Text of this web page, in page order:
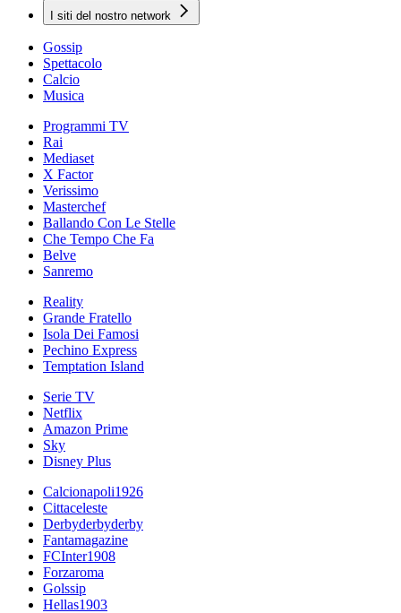
I siti del nostro network
Gossip
Spettacolo
Calcio
Musica
Programmi TV
Rai
Mediaset
X Factor
Verissimo
Masterchef
Ballando Con Le Stelle
Che Tempo Che Fa
Belve
Sanremo
Reality
Grande Fratello
Isola Dei Famosi
Pechino Express
Temptation Island
Serie TV
Netflix
Amazon Prime
Sky
Disney Plus
Calcionapoli1926
Cittaceleste
Derbyderbyderby
Fantamagazine
FCInter1908
Forzaroma
Golssip
Hellas1903